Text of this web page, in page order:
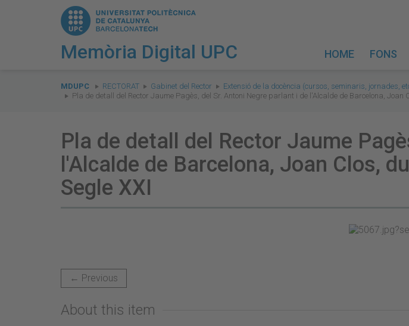
Memòria Digital UPC HOME FONS
are
here:
MDUPC RECTORAT Gabinet del Rector Extensió de la docència (cursos, seminaris, jornades,
Pla de detall del Rector Jaume Pagès, del Sr. Antoni Negre parlant i de l'Alcalde de Barcelona,
Pla de detall del Rector Jaume
l'Alcalde de Barcelona, Joan Clos,
Segle XXI
← Previous
About this item